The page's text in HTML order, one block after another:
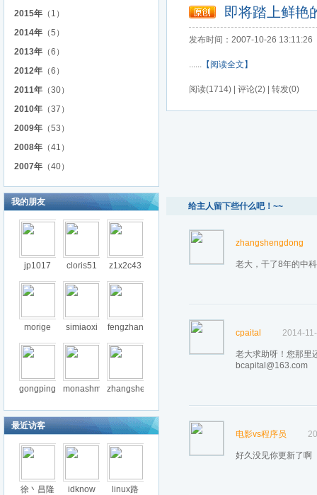
2015年 （1）
2014年 （5）
2013年 （6）
2012年 （6）
2011年 （30）
2010年 （37）
2009年 （53）
2008年 （41）
2007年 （40）
我的朋友
jp1017 cloris51 z1x2c43
morige simiaoxi fengzhan
gongping monashmi zhangshe
最近访客
徐丶昌隆 idknow linux路
即将踏上鲜艳
发布时间：2007-10-26 13:11:26
......【阅读全文】
阅读(1714) | 评论(2) | 转发(0)
给主人留下些什么吧！~~
zhangshengdong
老大，干了8年的中
cpaital 2014-
老大求助呀！您那里
bcapital@163.com
电影vs程序员
好久没见你更新了啊